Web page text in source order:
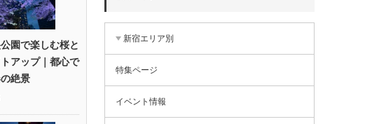
園で楽しむ桜と
アップ｜都心で
絶景
新宿エリア別
特集ページ
イベント情報